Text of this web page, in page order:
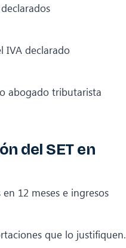
IVA declarado
abogado tributarista
del SET en
12 meses e ingresos
que lo justifiquen.